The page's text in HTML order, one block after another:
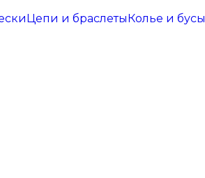
Цепи и браслетыКолье и бусы